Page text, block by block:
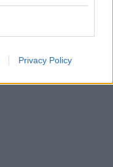
Privacy Policy